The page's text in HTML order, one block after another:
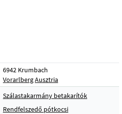
6942 Krumbach
VorarlbergAusztria
Szálastakarmány betakarítók
Rendfelszedő pótkocsi